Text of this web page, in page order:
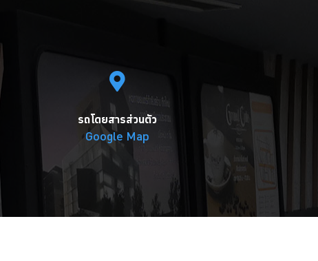
รถโดยสารส่วนตัว
Google Map